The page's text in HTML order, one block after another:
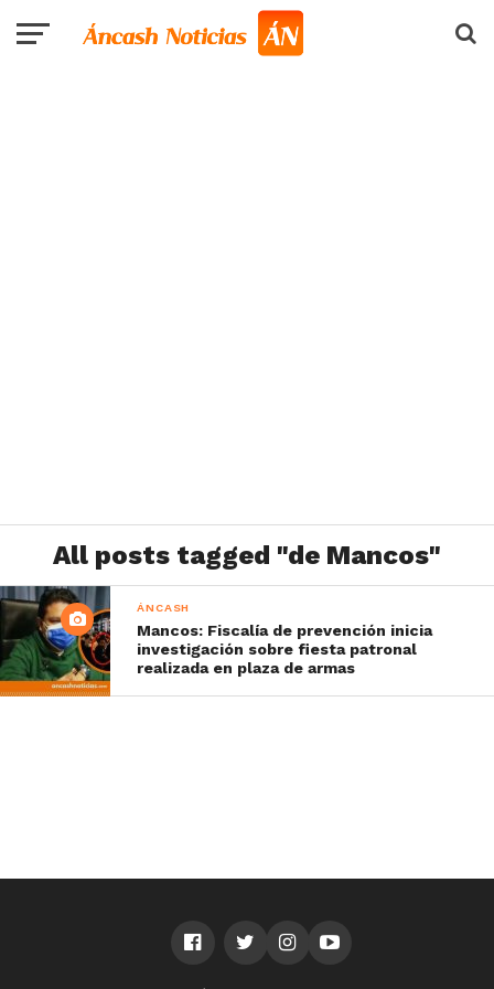
All posts tagged "de Mancos"
ÁNCASH
Mancos: Fiscalía de prevención inicia
investigación sobre fiesta patronal
realizada en plaza de armas